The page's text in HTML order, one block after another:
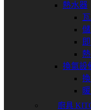
熱水器
換氣設
廚具